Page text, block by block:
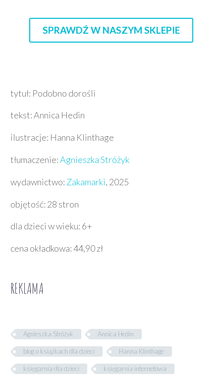
SPRAWDŹ W NASZYM SKLEPIE
tytuł: Podobno dorośli
tekst: Annica Hedin
ilustracje: Hanna Klinthage
tłumaczenie:Agnieszka Stróżyk
wydawnictwo: Zakamarki, 2025
objętość: 28 stron
dla dzieci w wieku: 6+
cena okładkowa: 44,90 zł
REKLAMA
Agnieszka Stróżyk Annica Hedin
blog o książkach dla dzieci Hanna Klinthage
księgarnia dla dzieci księgarnia internetowa